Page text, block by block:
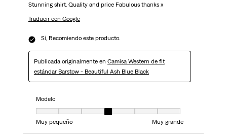
Stunning shirt. Quality and price Fabulous thanks x
Traducir con Google
Sí, Recomiendo este producto.
Publicada originalmente en Camisa Western de fit
estándar Barstow - Beautiful Ash Blue Black
Modelo
Muy pequeño
Muy grande